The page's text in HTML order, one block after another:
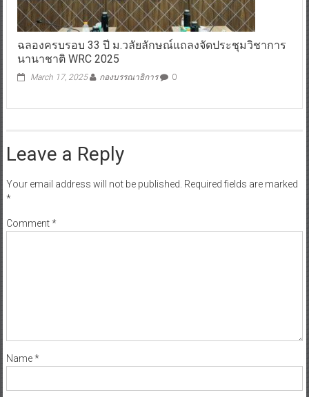
ฉลองครบรอบ 33 ปี ม.วลัยลักษณ์แถลงจัดประชุมวิชาการ
นานาชาติ WRC 2025
March 17, 2025 กองบรรณาธิการ 0
Leave a Reply
Your email address will not be published. Required fields are marked
*
Comment*
Name*